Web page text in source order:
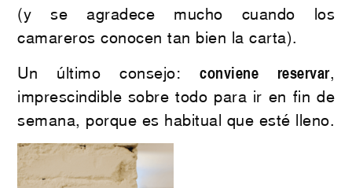
(y se agradece mucho cuando los
camareros conocen tan bien la carta).
Un último consejo:conviene reservar,
imprescindible sobre todo para ir en fin de
semana, porque es habitual que esté lleno.